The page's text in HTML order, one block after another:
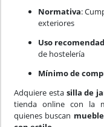
Normativa:
exteriores
Uso
de hostelería
Mínimo de
Adquiere esta silla de
tienda online con la
quienes buscan